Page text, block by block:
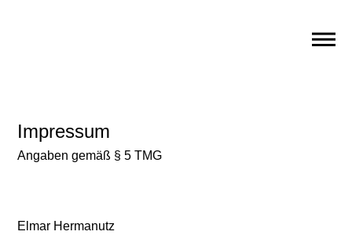
Impressum
Angaben gemäß § 5 TMG
Elmar Hermanutz